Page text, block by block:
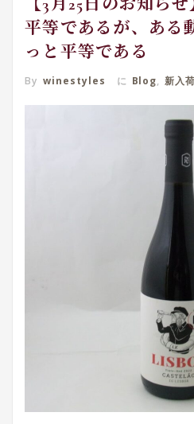
【3月25日のお知ら
平等であるが、ある
っと平等である
By winestyles に Blog, 新入荷